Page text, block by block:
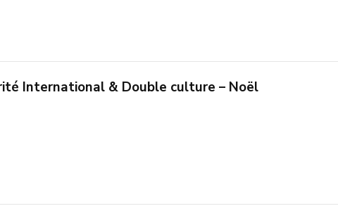
International & Double culture – Noël